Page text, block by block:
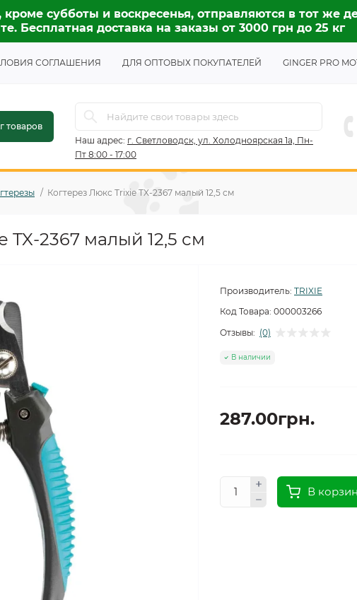
субботы и воскресенья, отправляются в тот же
Бесплатная доставка на заказы от 3000 грн до 25 кг
СОГЛАШЕНИЯ ДЛЯ ОПТОВЫХ ПОКУПАТЕЛЕЙ GINGER PRO
товаров
Наш адрес: г. Светловодск, ул. Холодноярская 1а, Пн-
Пт 8:00 - 17:00
Когтерез Люкс Trixie TX-2367 малый 12,5 см
TX-2367 малый 12,5 см
Производитель: TRIXIE
Код Товара: 000003266
Отзывы: (0)
В наличии
287.00грн.
В